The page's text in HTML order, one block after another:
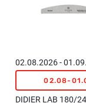
02.08.2026 -
02.08-
DIDIER LAB 180/